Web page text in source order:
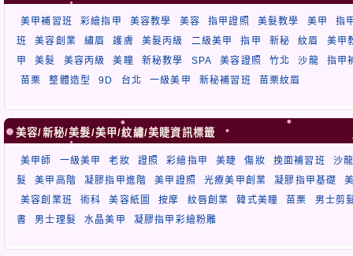
美甲補習班 彩繪指甲 美容教學 美容 指甲證照 美髮教學 美甲
指
班
美容創業 繡眉 護膚 美髮丙級 二級美甲 指甲 新秘 紋眉
美甲
甲
美髮 美容丙級 美瞳 新秘教學 SPA 美容證照 竹北 沙龍
指甲
苗栗
整體造型 9D 台北 一級美甲 新秘補習班 苗栗紋眉
美容/新秘/美髮/美甲/紋繡/美睫資訊標籤
美甲師 一級美甲 老妝 證照 彩繪指甲 美睫 傷妝 挽面補習班
沙
髮
美甲高階 凝膠指甲進階 美甲證照 光療美甲創業 凝膠指甲基礎
美容創業班
術科 美容紙圖 按摩 紋唇創業 韓式美瞳 苗栗
男士剪
書
男士理髮 水晶美甲 凝膠指甲彩繪粉雕